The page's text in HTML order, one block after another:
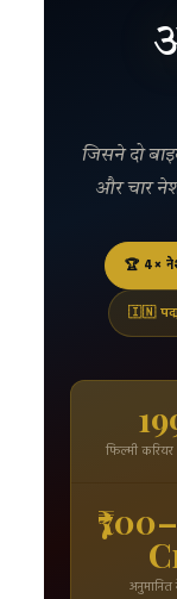
जिसने दो
और चार
🏆 4×
🇮🇳 पद्म
फिल्मी
अनुमानित